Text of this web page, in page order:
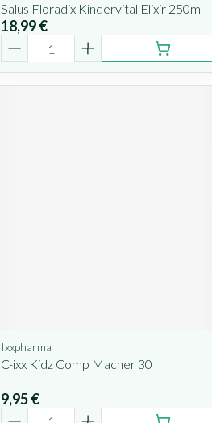
Salus Floradix Kindervital Elixir 250ml
18,99 €
Quantité
Ixxpharma
C-ixx Kidz Comp Macher 30
9,95 €
Quantité